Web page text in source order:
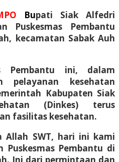
Bupati Siak Alfedri
Puskesmas Pembantu
kecamatan Sabak Auh
Pembantu ini, dalam
pelayanan kesehatan
Kabupaten Siak
(Dinkes) terus
fasilitas kesehatan.
Allah SWT, hari ini kami
Puskesmas Pembantu di
Ini dari permintaan dan